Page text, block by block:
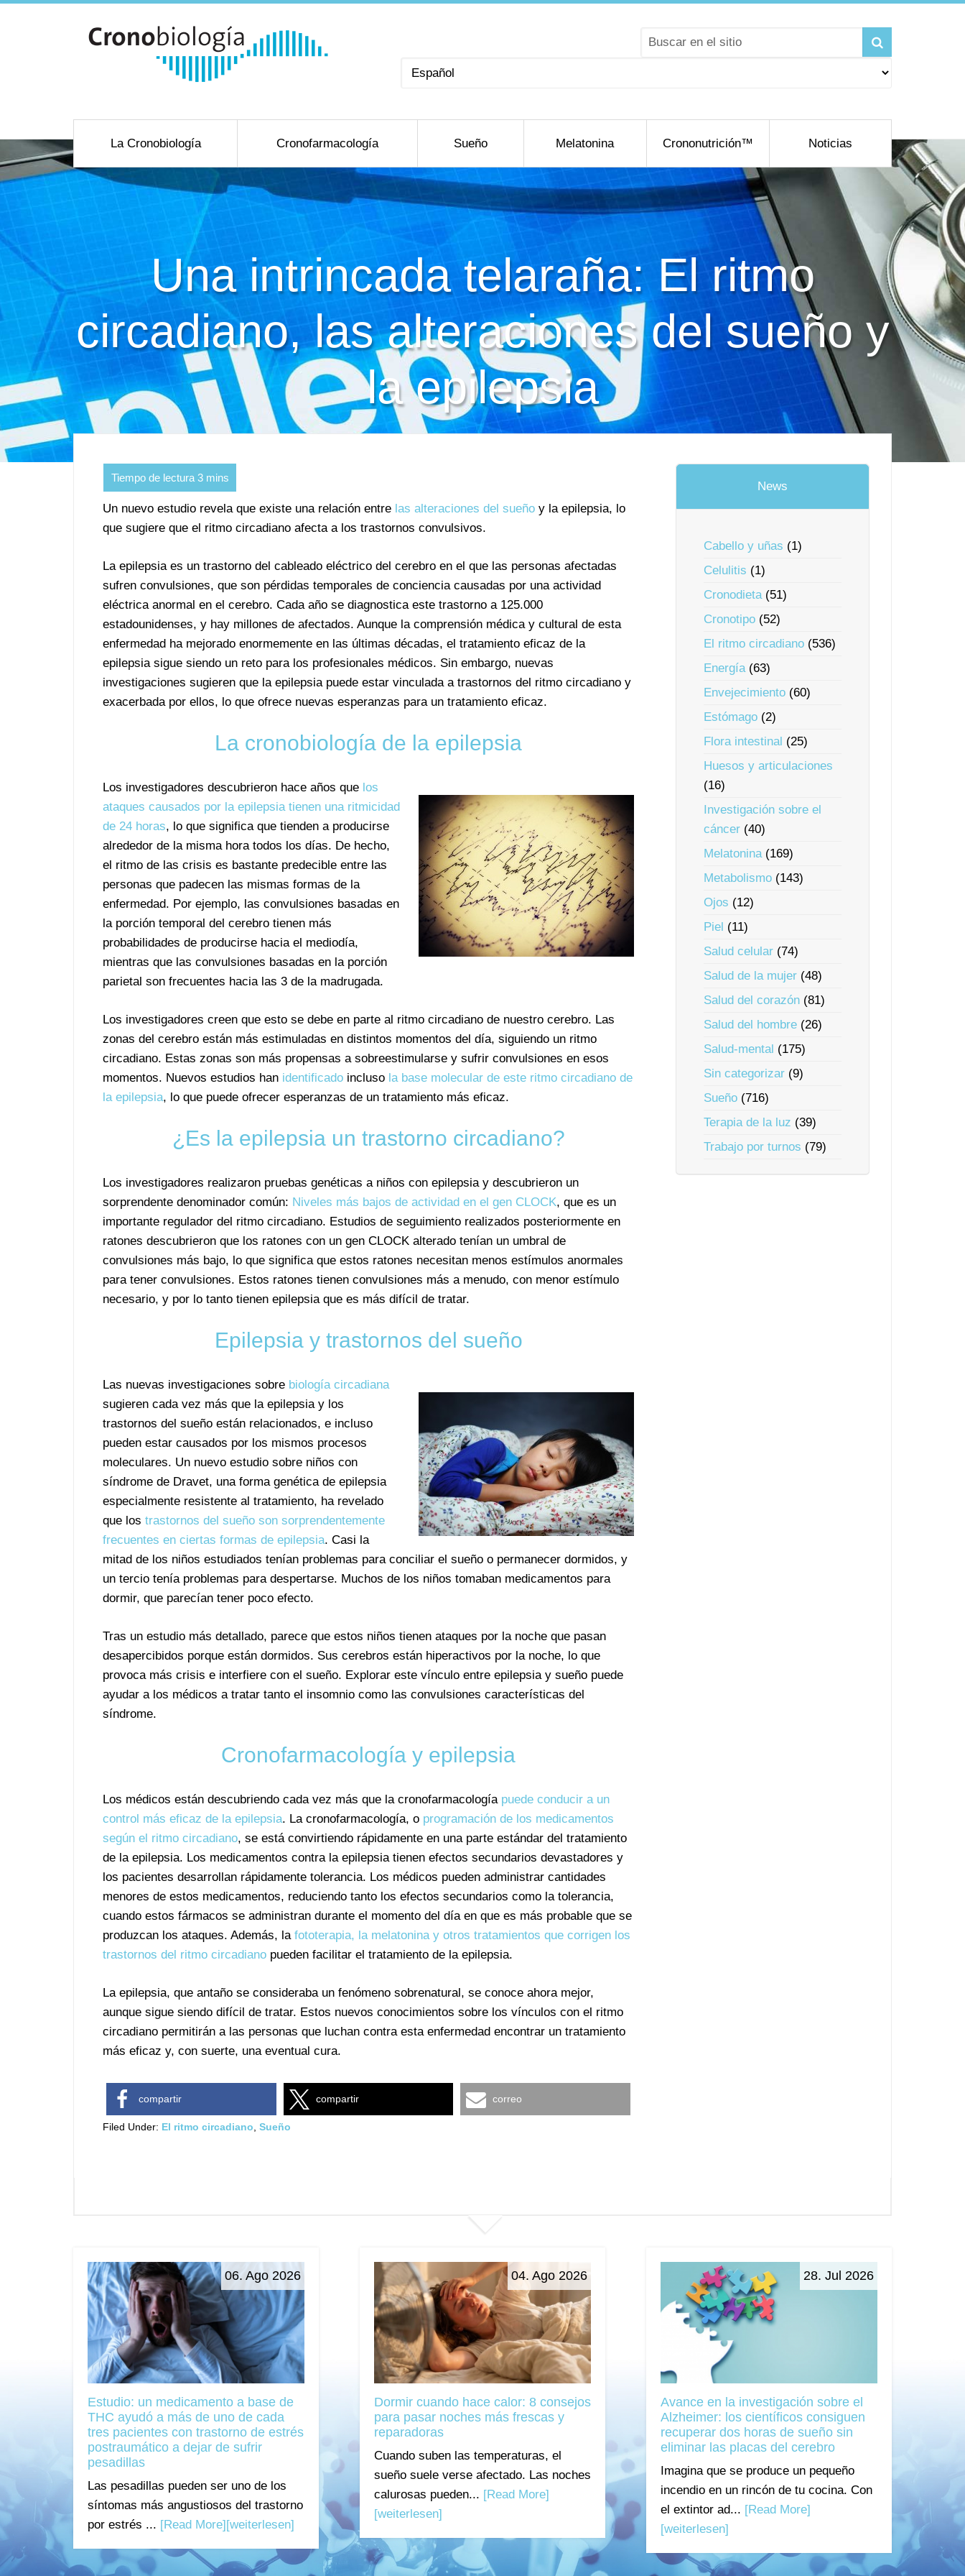
Elegir
La Cronobiología Cronofarmacología Sueño Melatonina Crononutrición™ Noticias
Una intrincada telaraña: El ritmo
circadiano, las alteraciones del sueño y
la epilepsia
Un nuevo estudio revela que existe una relación entre las alteraciones del sueño y la epilepsia, lo
que sugiere que el ritmo circadiano afecta a los trastornos convulsivos.
La epilepsia es un trastorno del cableado eléctrico del cerebro en el que las personas afectadas
sufren convulsiones, que son pérdidas temporales de conciencia causadas por una actividad
eléctrica anormal en el cerebro. Cada año se diagnostica este trastorno a 125.000
estadounidenses, y hay millones de afectados. Aunque la comprensión médica y cultural de esta
enfermedad ha mejorado enormemente en las últimas décadas, el tratamiento eficaz de la
epilepsia sigue siendo un reto para los profesionales médicos. Sin embargo, nuevas
investigaciones sugieren que la epilepsia puede estar vinculada a trastornos del ritmo circadiano y
exacerbada por ellos, lo que ofrece nuevas esperanzas para un tratamiento eficaz.
La cronobiología de la epilepsia
Los investigadores descubrieron hace años que los
ataques causados por la epilepsia tienen una ritmicidad
de 24 horas, lo que significa que tienden a producirse
alrededor de la misma hora todos los días. De hecho,
el ritmo de las crisis es bastante predecible entre las
personas que padecen las mismas formas de la
enfermedad. Por ejemplo, las convulsiones basadas en
la porción temporal del cerebro tienen más
probabilidades de producirse hacia el mediodía,
mientras que las convulsiones basadas en la porción
parietal son frecuentes hacia las 3 de la madrugada.
Los investigadores creen que esto se debe en parte al ritmo circadiano de nuestro cerebro. Las
zonas del cerebro están más estimuladas en distintos momentos del día, siguiendo un ritmo
circadiano. Estas zonas son más propensas a sobreestimularse y sufrir convulsiones en esos
momentos. Nuevos estudios han identificado incluso la base molecular de este ritmo circadiano de
la epilepsia, lo que puede ofrecer esperanzas de un tratamiento más eficaz.
¿Es la epilepsia un trastorno circadiano?
Los investigadores realizaron pruebas genéticas a niños con epilepsia y descubrieron un
sorprendente denominador común: Niveles más bajos de actividad en el gen CLOCK, que es un
importante regulador del ritmo circadiano. Estudios de seguimiento realizados posteriormente en
ratones descubrieron que los ratones con un gen CLOCK alterado tenían un umbral de
convulsiones más bajo, lo que significa que estos ratones necesitan menos estímulos anormales
para tener convulsiones. Estos ratones tienen convulsiones más a menudo, con menor estímulo
necesario, y por lo tanto tienen epilepsia que es más difícil de tratar.
Epilepsia y trastornos del sueño
Las nuevas investigaciones sobre biología circadiana
sugieren cada vez más que la epilepsia y los
trastornos del sueño están relacionados, e incluso
pueden estar causados por los mismos procesos
moleculares. Un nuevo estudio sobre niños con
síndrome de Dravet, una forma genética de epilepsia
especialmente resistente al tratamiento, ha revelado
que los trastornos del sueño son sorprendentemente
frecuentes en ciertas formas de epilepsia. Casi la
mitad de los niños estudiados tenían problemas para conciliar el sueño o permanecer dormidos, y
un tercio tenía problemas para despertarse. Muchos de los niños tomaban medicamentos para
dormir, que parecían tener poco efecto.
Tras un estudio más detallado, parece que estos niños tienen ataques por la noche que pasan
desapercibidos porque están dormidos. Sus cerebros están hiperactivos por la noche, lo que
provoca más crisis e interfiere con el sueño. Explorar este vínculo entre epilepsia y sueño puede
ayudar a los médicos a tratar tanto el insomnio como las convulsiones características del
síndrome.
Cronofarmacología y epilepsia
Los médicos están descubriendo cada vez más que la cronofarmacología puede conducir a un
control más eficaz de la epilepsia. La cronofarmacología, o programación de los medicamentos
según el ritmo circadiano, se está convirtiendo rápidamente en una parte estándar del tratamiento
de la epilepsia. Los medicamentos contra la epilepsia tienen efectos secundarios devastadores y
los pacientes desarrollan rápidamente tolerancia. Los médicos pueden administrar cantidades
menores de estos medicamentos, reduciendo tanto los efectos secundarios como la tolerancia,
cuando estos fármacos se administran durante el momento del día en que es más probable que se
produzcan los ataques. Además, la fototerapia, la melatonina y otros tratamientos que corrigen los
trastornos del ritmo circadiano pueden facilitar el tratamiento de la epilepsia.
La epilepsia, que antaño se consideraba un fenómeno sobrenatural, se conoce ahora mejor,
aunque sigue siendo difícil de tratar. Estos nuevos conocimientos sobre los vínculos con el ritmo
circadiano permitirán a las personas que luchan contra esta enfermedad encontrar un tratamiento
más eficaz y, con suerte, una eventual cura.
compartir compartir correo
Filed Under: El ritmo circadiano Sueño
News
Cabello y uñas (1)
Celulitis (1)
Cronodieta(51)
Cronotipo (52)
El ritmo circadiano (536)
Energía(63)
Envejecimiento (60)
Estómago (2)
Flora intestinal (25)
Huesos y articulaciones
(16)
Investigación sobre el
cáncer (40)
Melatonina(169)
Metabolismo (143)
Ojos (12)
Piel (11)
Salud celular (74)
Salud de la mujer (48)
Salud del corazón (81)
Salud del hombre (26)
Salud-mental (175)
Sin categorizar (9)
Sueño (716)
Terapia de la luz (39)
Trabajo por turnos (79)
06. Ago 2026
Estudio: un medicamento a base de
THC ayudó a más de uno de cada
tres pacientes con trastorno de estrés
postraumático a dejar de sufrir
pesadillas
Las pesadillas pueden ser uno de los
síntomas más angustiosos del trastorno
por estrés ... [Read More][weiterlesen]
04. Ago 2026
Dormir cuando hace calor: 8 consejos
para pasar noches más frescas y
reparadoras
Cuando suben las temperaturas, el
sueño suele verse afectado. Las noches
calurosas pueden... [Read More]
[weiterlesen]
28. Jul 2026
Avance en la investigación sobre el
Alzheimer: los científicos consiguen
recuperar dos horas de sueño sin
eliminar las placas del cerebro
Imagina que se produce un pequeño
incendio en un rincón de tu cocina. Con
el extintor ad... [Read More]
[weiterlesen]